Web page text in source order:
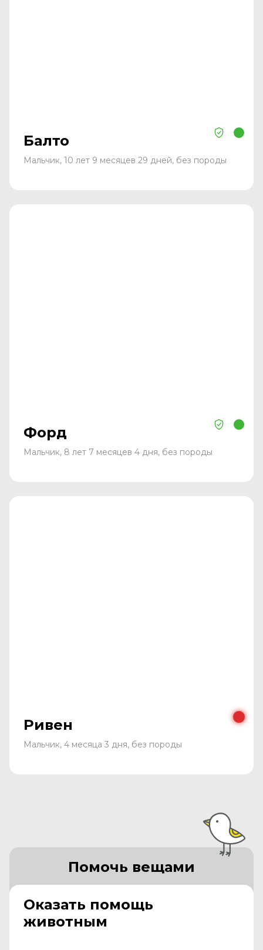
Балто
Мальчик, 10 лет 9 месяцев 29 дней, без породы
Форд
Мальчик, 8 лет 7 месяцев 4 дня, без породы
Ривен
Мальчик, 4 месяца 3 дня, без породы
Оказать помощь
животным
Помочь вещами